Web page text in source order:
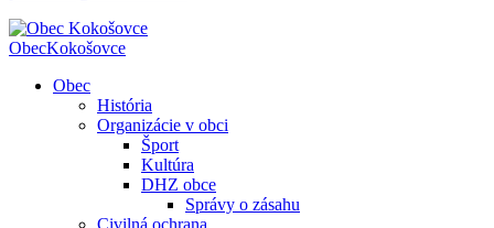
ObecKokošovce
Obec
História
Organizácie v obci
Šport
Kultúra
DHZ obce
Správy o zásahu
Civilná ochrana